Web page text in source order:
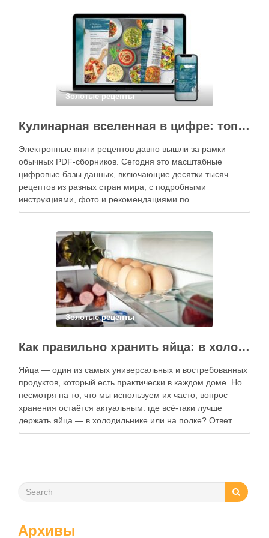
кухне. Главное — …
Золотые рецепты
Кулинарная вселенная в цифре: топ-3 самых больших электронных книг рецептов
Электронные книги рецептов давно вышли за рамки
обычных PDF-сборников. Сегодня это масштабные
цифровые базы данных, включающие десятки тысяч
рецептов из разных стран мира, с подробными
инструкциями, фото и рекомендациями по
приготовлению. В отличие от печатных изданий,
контент, расширять коллекции блюд и добавлять новые
функции. Ниже …
Золотые рецепты
Как правильно хранить яйца: в холодильнике или на полке?
Яйца — один из самых универсальных и востребованных
продуктов, который есть практически в каждом доме. Но
несмотря на то, что мы используем их часто, вопрос
хранения остаётся актуальным: где всё-таки лучше
держать яйца — в холодильнике или на полке? Ответ
зависит от нескольких факторов, включая температуру
Архивы